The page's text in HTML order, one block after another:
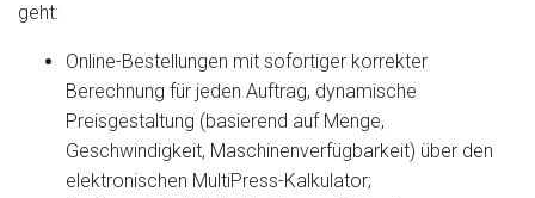
geht:
Online-Bestellungen mit sofortiger korrekter
Berechnung für jeden Auftrag, dynamische
Preisgestaltung (basierend auf Menge,
Geschwindigkeit, Maschinenverfügbarkeit) über den
elektronischen MultiPress-Kalkulator;